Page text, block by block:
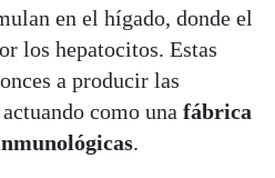
en el hígado, donde el
los hepatocitos. Estas
a producir las
como una fábrica
.